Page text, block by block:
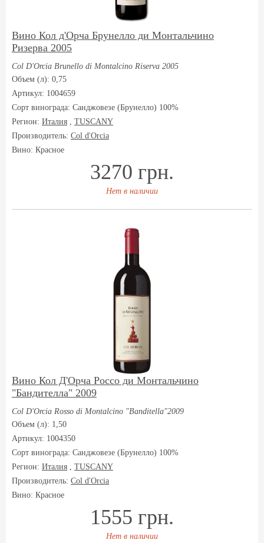
Вино Кол д'Орча Брунелло ди Монтальчино
Ризерва 2005
Col D'Orcia Brunello di Montalcino Riserva 2005
Объем (л): 0,75
Артикул: 1004659
Сорт винограда: Санджовезе (Брунелло) 100%
Регион: Италия , TUSCANY
Производитель: Col d'Orcia
Вино: Красное
3270 грн.
Нет в наличии
Вино Кол Д'Орча Россо ди Монтальчино
"Бандителла" 2009
Col D'Orcia Rosso di Montalcino "Banditella"2009
Объем (л): 1,50
Артикул: 1004350
Сорт винограда: Санджовезе (Брунелло) 100%
Регион: Италия , TUSCANY
Производитель: Col d'Orcia
Вино: Красное
1555 грн.
Нет в наличии